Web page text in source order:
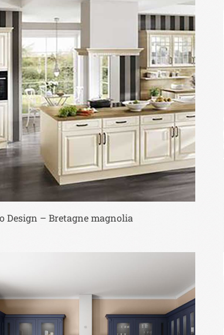
Design – Bretagne magnolia